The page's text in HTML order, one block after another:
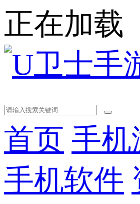
正在加载
首页 手机
手机软件